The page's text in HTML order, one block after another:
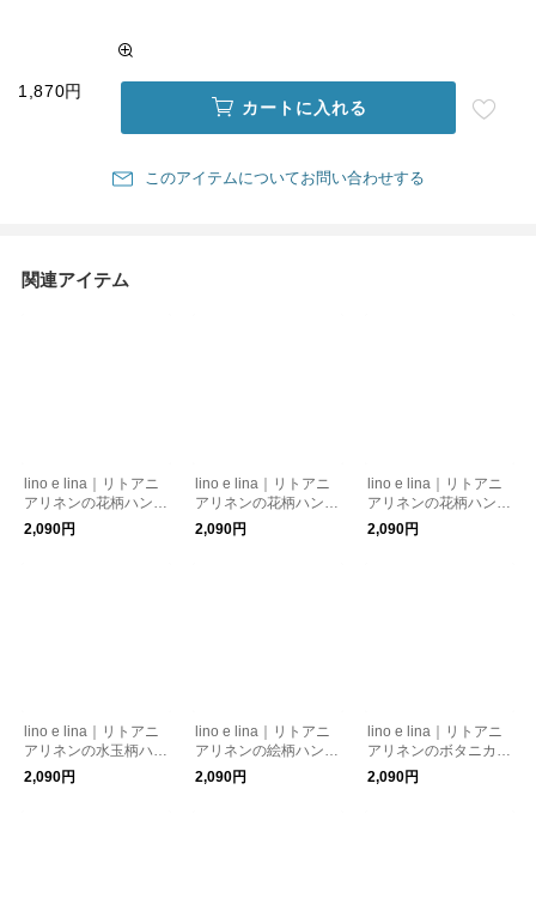
1,870円
カートに入れる
このアイテムについてお問い合わせする
関連アイテム
lino e lina｜リトアニ
アリネンの花柄ハンカ
チ フロレゾン｜全3柄
2,090円
lino e lina｜リトアニ
アリネンの花柄ハンカ
チ フロレゾン｜全3柄
2,090円
lino e lina｜リトアニ
アリネンの花柄ハンカ
チ フロレゾン｜全3柄
2,090円
lino e lina｜リトアニ
アリネンの水玉柄ハン
カチ フロレゾン｜全3
柄
2,090円
lino e lina｜リトアニ
アリネンの絵柄ハンカ
チ フロレゾン・ラパ
ン｜全5柄
2,090円
lino e lina｜リトアニ
アリネンのボタニカル
柄ハンカチ フロレゾ
ン｜全2柄
2,090円